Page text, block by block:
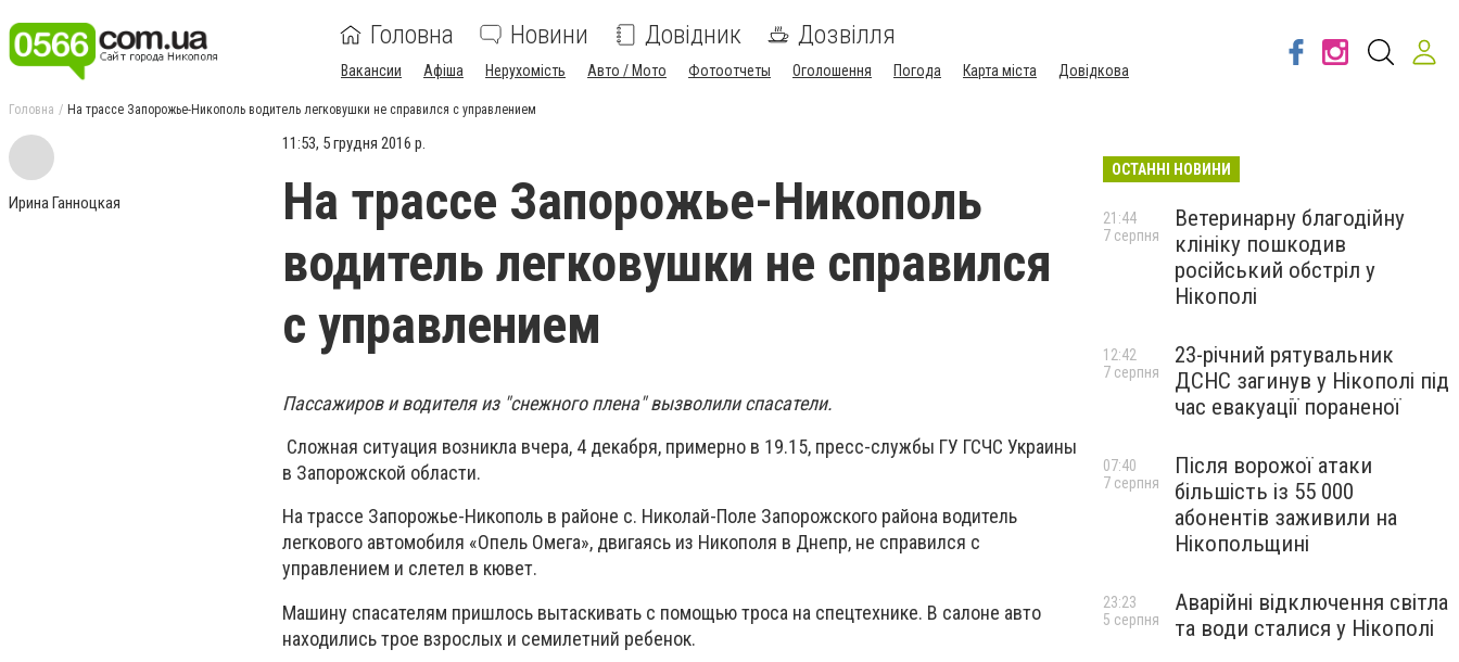
Головна Новини Довідник Дозвілля
Вакансии Афіша Нерухомість Авто / Мото Фотоотчеты Оголошення Погода Карта міста Довідкова
Головна На трассе Запорожье-Никополь водитель легковушки не справился с управлением
Ирина Ганноцкая
11:53, 5 грудня 2016 р.
На трассе Запорожье-Никополь
водитель легковушки не справился
с управлением
Пассажиров и водителя из "снежного плена" вызволили спасатели.
Сложная ситуация возникла вчера, 4 декабря, примерно в 19.15, пресс-службы ГУ ГСЧС Украины
в Запорожской области.
На трассе Запорожье-Никополь в районе с. Николай-Поле Запорожского района водитель
легкового автомобиля «Опель Омега», двигаясь из Никополя в Днепр, не справился с
управлением и слетел в кювет.
Машину спасателям пришлось вытаскивать с помощью троса на спецтехнике. В салоне авто
находились трое взрослых и семилетний ребенок.
ОСТАННІ НОВИНИ
Ветеринарну благодійну
клініку пошкодив
російський обстріл у
Нікополі
21:44
7 серпня
23-річний рятувальник
ДСНС загинув у Нікополі під
час евакуації пораненої
12:42
7 серпня
Після ворожої атаки
більшість із 55 000
абонентів заживили на
Нікопольщині
07:40
7 серпня
Аварійні відключення світла
та води сталися у Нікополі
23:23
5 серпня